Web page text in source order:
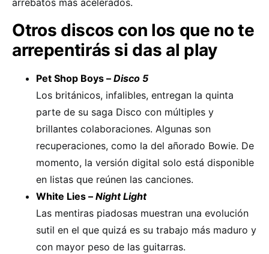
Otros discos con los que no te
arrepentirás si das al play
Pet Shop Boys – Disco 5
Los británicos, infalibles, entregan la quinta
parte de su saga Disco con múltiples y
brillantes colaboraciones. Algunas son
recuperaciones, como la del añorado Bowie. De
momento, la versión digital solo está disponible
en listas que reúnen las canciones.
White Lies – Night Light
Las mentiras piadosas muestran una evolución
sutil en el que quizá es su trabajo más maduro y
con mayor peso de las guitarras.